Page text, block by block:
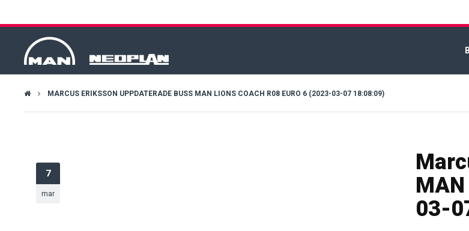
MARCUS ERIKSSON UPPDATERADE BUSS MAN LIONS COACH R08 EURO 6 (2023-03-07 18:08:09)
7
mar
03-